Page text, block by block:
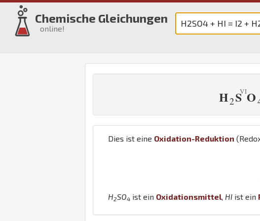
Chemische Gleichungen
online!
H2S O
Dies ist eine Oxidation-Reduktion
H2SO4 ist ein Oxidationsmittel, HI ist ein